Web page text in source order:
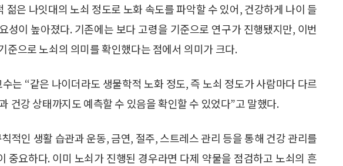
젊은 나잇대의 노쇠 정도로 노화 속도를 파악할 수 있어, 건강하게 나이 들
성이 높아졌다. 기존에는 보다 고령을 기준으로 연구가 진행됐지만, 이번
준으로 노쇠의 의미를 확인했다는 점에서 의미가 크다.
는 “같은 나이더라도 생물학적 노화 정도, 즉 노쇠 정도가 사람마다 다르
건강 상태까지도 예측할 수 있음을 확인할 수 있었다”고 말했다.
적인 생활 습관과 운동, 금연, 절주, 스트레스 관리 등을 통해 건강 관리를
중요하다. 이미 노쇠가 진행된 경우라면 다제 약물을 점검하고 노쇠의 흔